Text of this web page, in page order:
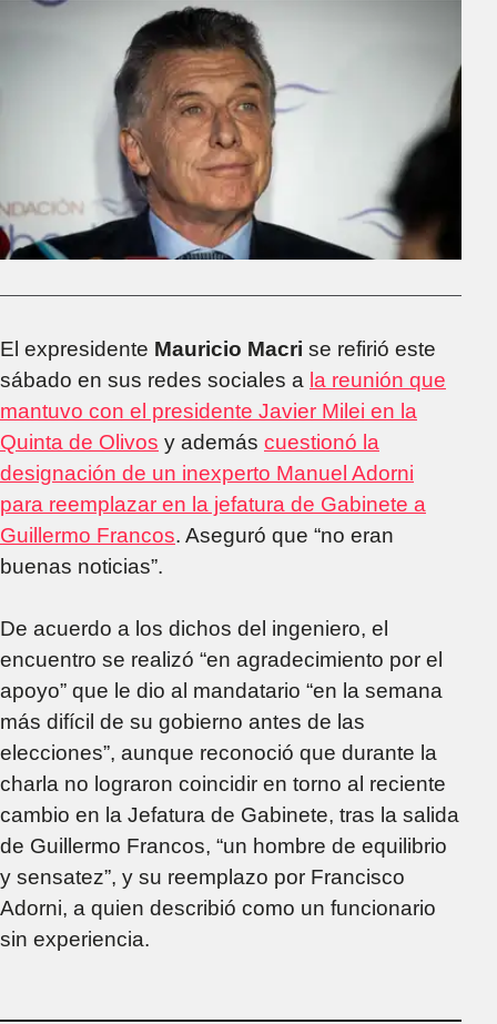
El expresidente Mauricio Macri se refirió este
sábado en sus redes sociales a la reunión que
mantuvo con el presidente Javier Milei en la
Quinta de Olivos y además cuestionó la
designación de un inexperto Manuel Adorni
para reemplazar en la jefatura de Gabinete a
Guillermo Francos. Aseguró que “no eran
buenas noticias”.
De acuerdo a los dichos del ingeniero, el
encuentro se realizó “en agradecimiento por el
apoyo” que le dio al mandatario “en la semana
más difícil de su gobierno antes de las
elecciones”, aunque reconoció que durante la
charla no lograron coincidir en torno al reciente
cambio en la Jefatura de Gabinete, tras la salida
de Guillermo Francos, “un hombre de equilibrio
y sensatez”, y su reemplazo por Francisco
Adorni, a quien describió como un funcionario
sin experiencia.